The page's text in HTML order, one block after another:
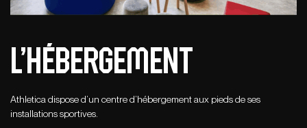
L’hébergement
Athletica dispose d’un centre d’hébergement aux pieds de ses
installations sportives.